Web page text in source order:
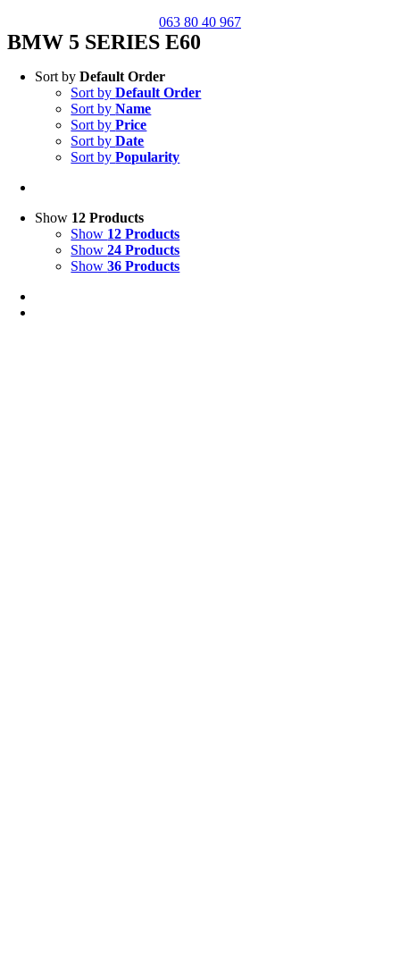
063 80 40 967
BMW 5 SERIES E60
Sort byDefault Order
Sort byDefault Order
Sort byName
Sort byPrice
Sort byDate
Sort byPopularity
Show 12 Products
Show 12 Products
Show24 Products
Show36 Products